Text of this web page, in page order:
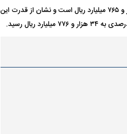
در حال حاضر و بر اساس گزارش مالی آذر ۱۴۰۲ مبلغ سود انباشته شرکت مبلغ چهار هزار و ۷۶۵ میلیارد ریال است و نشان از قدرت این